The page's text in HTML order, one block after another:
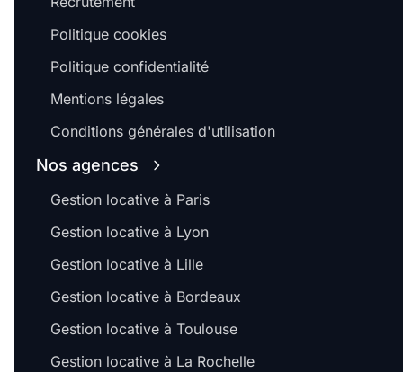
Politique cookies
Politique confidentialité
Mentions légales
Conditions générales d'utilisation
Nos agences
Gestion locative à Paris
Gestion locative à Lyon
Gestion locative à Lille
Gestion locative à Bordeaux
Gestion locative à Toulouse
Gestion locative à La Rochelle